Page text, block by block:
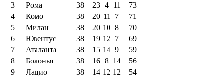
3
Рома 38 23 4 11
73
4
Комо 38 20 11 7
71
5
Милан 38 20 10 8
70
6
Ювентус 38 19 12 7
69
7
Аталанта 38 15 14 9
59
8
Болонья 38 16 8 14
56
9
Лацио 38 14 12 12
54